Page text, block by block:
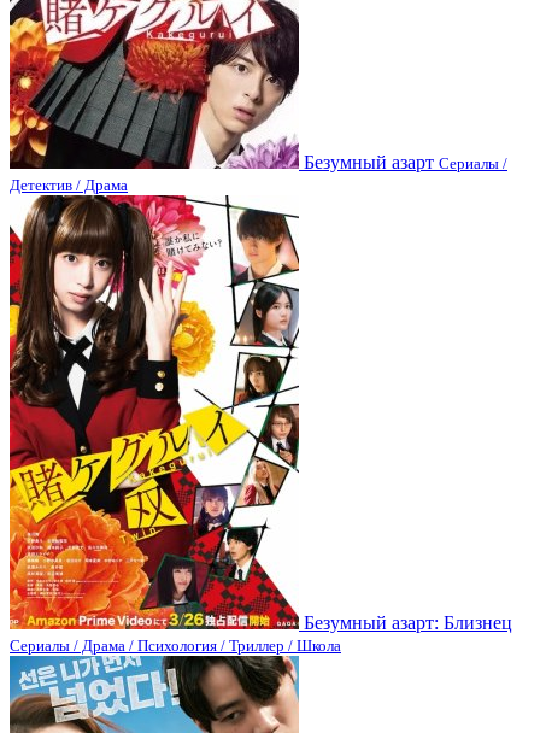
Безумный азарт Сериалы /
Детектив / Драма
Безумный азарт: Близнец
Сериалы / Драма / Психология / Триллер / Школа